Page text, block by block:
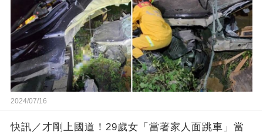
2024/07/16
快訊／才剛上國道！29歲女「當著家人面跳車」當